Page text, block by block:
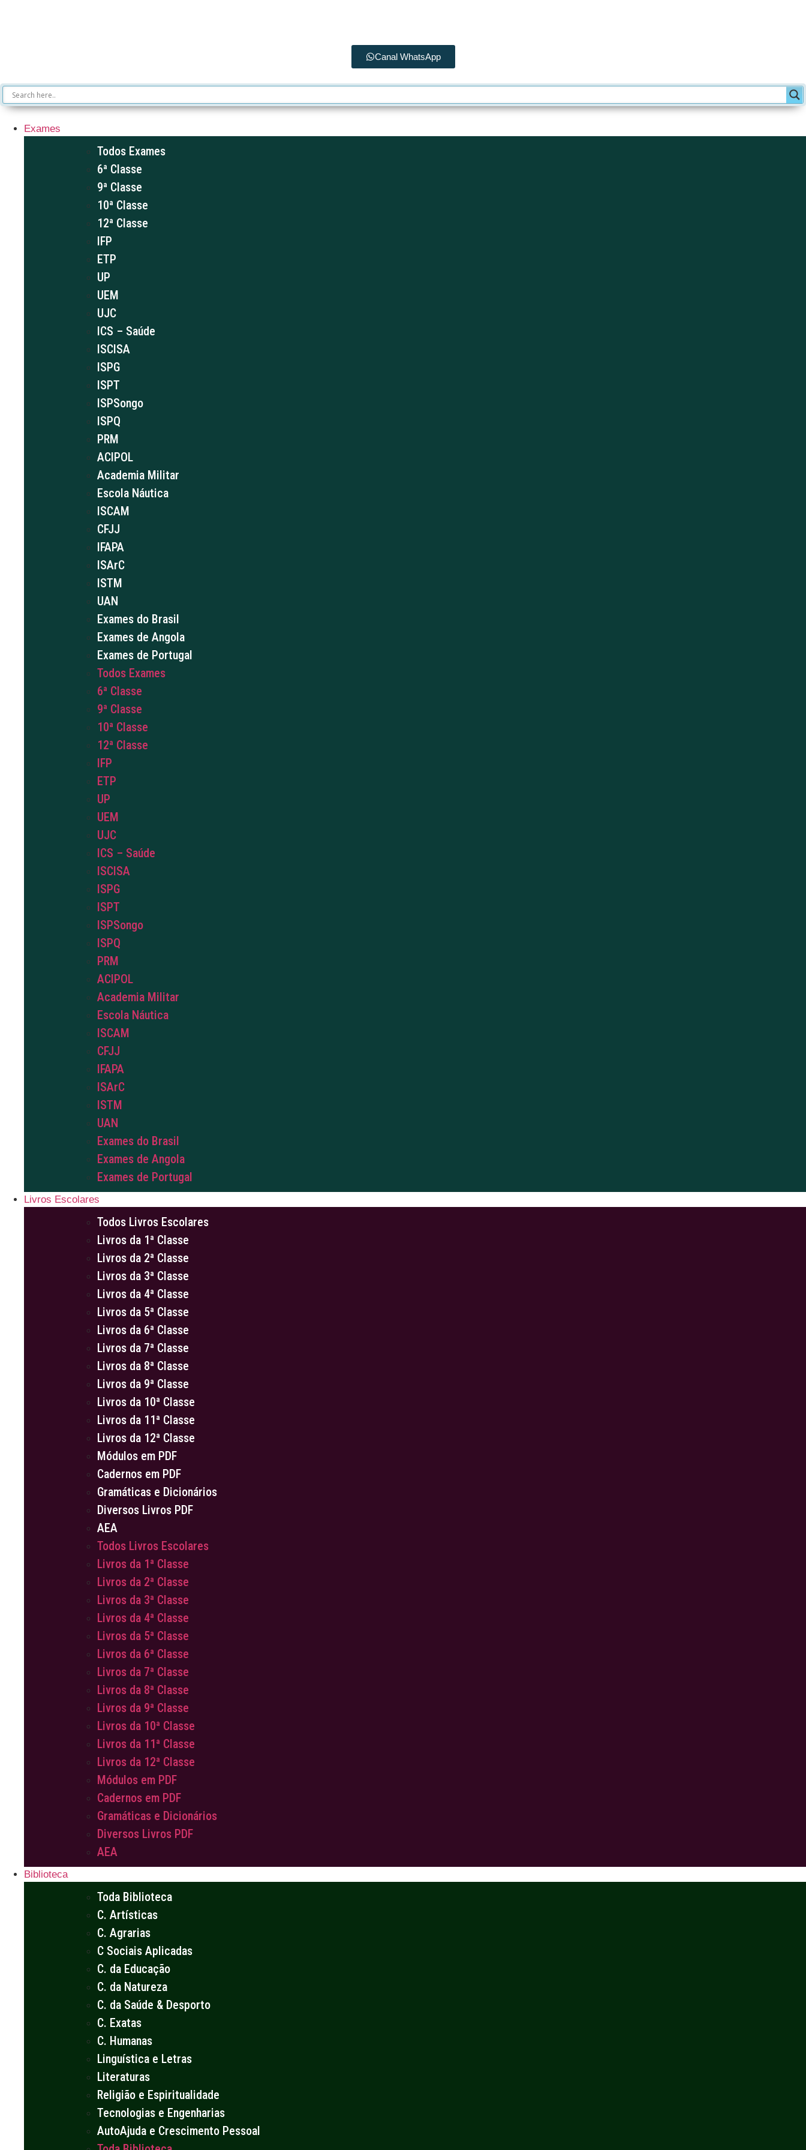
Canal WhatsApp
Exames
Todos Exames
6ª Classe
9ª Classe
10ª Classe
12ª Classe
IFP
ETP
UP
UEM
UJC
ICS – Saúde
ISCISA
ISPG
ISPT
ISPSongo
ISPQ
PRM
ACIPOL
Academia Militar
Escola Náutica
ISCAM
CFJJ
IFAPA
ISArC
ISTM
UAN
Exames do Brasil
Exames de Angola
Exames de Portugal
Todos Exames
6ª Classe
9ª Classe
10ª Classe
12ª Classe
IFP
ETP
UP
UEM
UJC
ICS – Saúde
ISCISA
ISPG
ISPT
ISPSongo
ISPQ
PRM
ACIPOL
Academia Militar
Escola Náutica
ISCAM
CFJJ
IFAPA
ISArC
ISTM
UAN
Exames do Brasil
Exames de Angola
Exames de Portugal
Livros Escolares
Todos Livros Escolares
Livros da 1ª Classe
Livros da 2ª Classe
Livros da 3ª Classe
Livros da 4ª Classe
Livros da 5ª Classe
Livros da 6ª Classe
Livros da 7ª Classe
Livros da 8ª Classe
Livros da 9ª Classe
Livros da 10ª Classe
Livros da 11ª Classe
Livros da 12ª Classe
Módulos em PDF
Cadernos em PDF
Gramáticas e Dicionários
Diversos Livros PDF
AEA
Todos Livros Escolares
Livros da 1ª Classe
Livros da 2ª Classe
Livros da 3ª Classe
Livros da 4ª Classe
Livros da 5ª Classe
Livros da 6ª Classe
Livros da 7ª Classe
Livros da 8ª Classe
Livros da 9ª Classe
Livros da 10ª Classe
Livros da 11ª Classe
Livros da 12ª Classe
Módulos em PDF
Cadernos em PDF
Gramáticas e Dicionários
Diversos Livros PDF
AEA
Biblioteca
Toda Biblioteca
C. Artísticas
C. Agrarias
C Sociais Aplicadas
C. da Educação
C. da Natureza
C. da Saúde & Desporto
C. Exatas
C. Humanas
Linguística e Letras
Literaturas
Religião e Espiritualidade
Tecnologias e Engenharias
AutoAjuda e Crescimento Pessoal